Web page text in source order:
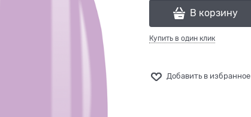
В корзину
Купить в один клик
Добавить в избранное